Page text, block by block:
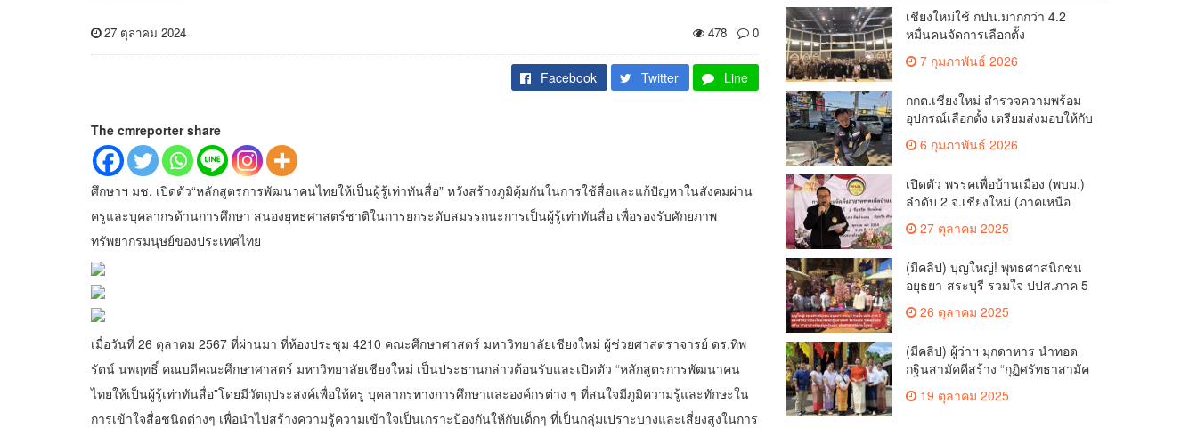
27 ตุลาคม 2024 478 0
Facebook Twitter Line
The cmreporter share
ศึกษาฯ มช. เปิดตัว“หลักสูตรการพัฒนาคนไทยให้เป็นผู้รู้เท่าทันสื่อ” หวังสร้างภูมิคุ้มกันในการใช้สื่อและแก้ปัญหาในสังคมผ่าน
ครูและบุคลากรด้านการศึกษา สนองยุทธศาสตร์ชาติในการยกระดับสมรรถนะการเป็นผู้รู้เท่าทันสื่อ เพื่อรองรับศักยภาพ
ทรัพยากรมนุษย์ของประเทศไทย
เมื่อวันที่ 26 ตุลาคม 2567 ที่ผ่านมา ที่ห้องประชุม 4210 คณะศึกษาศาสตร์ มหาวิทยาลัยเชียงใหม่ ผู้ช่วยศาสตราจารย์ ดร.ทิพ
รัตน์ นพฤทธิ์ คณบดีคณะศึกษาศาสตร์ มหาวิทยาลัยเชียงใหม่ เป็นประธานกล่าวต้อนรับและเปิดตัว “หลักสูตรการพัฒนาคน
ไทยให้เป็นผู้รู้เท่าทันสื่อ”โดยมีวัตถุประสงค์เพื่อให้ครู บุคลากรทางการศึกษาและองค์กรต่าง ๆ ที่สนใจมีภูมิความรู้และทักษะใน
การเข้าใจสื่อชนิดต่างๆ เพื่อนำไปสร้างความรู้ความเข้าใจเป็นเกราะป้องกันให้กับเด็กๆ ที่เป็นกลุ่มเปราะบางและเสี่ยงสูงในการ
เชียงใหม่ใช้ กปน.มากกว่า 4.2
หมื่นคนจัดการเลือกตั้ง
กกต.เชียงใหม่ ร่วมกับ นายอำเภอ
หางดง ตรวจความเรียบร้อย การ
7 กุมภาพันธ์ 2026
กกต.เชียงใหม่ สำรวจความพร้อม
อุปกรณ์เลือกตั้ง เตรียมส่งมอบให้กับ
ทุกหน่วยเลือกตั้งในวันพรุ่งนี้
6 กุมภาพันธ์ 2026
เปิดตัว พรรคเพื่อบ้านเมือง (พบม.)
ลำดับ 2 จ.เชียงใหม่ (ภาคเหนือ
ตอนบน) ชูนโยบาย ปลดหนี้ สร้าง
รายได้ ตั้งกองทุนเกษตรกร สร้าง
ประชาชน นำกฎหมายบังคับใช้
และเผาทำลายยาเสพติดทิ้งทันที
หากจับได้
27 ตุลาคม 2025
(มีคลิป) บุญใหญ่! พุทธศาสนิกชน
อยุธยา-สระบุรี รวมใจ ปปส.ภาค 5
และศรัทธาเชียงใหม่ ทอดกฐิน
สามัคคี วัดร้องอ้อ
26 ตุลาคม 2025
(มีคลิป) ผู้ว่าฯ มุกดาหาร นำทอด
กฐินสามัคคีสร้าง “กุฏิศรัทธาสามัค
คีฯ” วัดทากู่แก้วลำพูน ยอดปัจจัย 5
แสนกว่าบาท
19 ตุลาคม 2025